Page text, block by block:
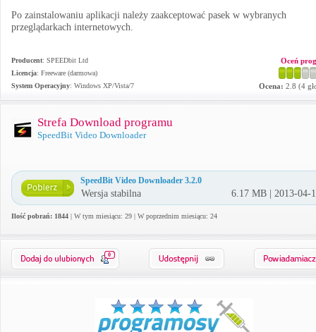
Po zainstalowaniu aplikacji należy zaakceptować pasek w wybranych
przeglądarkach internetowych.
Producent: SPEEDbit Ltd
Licencja: Freeware (darmowa)
System Operacyjny: Windows XP/Vista/7
Oceń
Ocena: 2.8 (4
Strefa Download programu
SpeedBit Video Downloader
SpeedBit Video Downloader 3.2.0
Wersja stabilna 6.17 MB | 2013-04-
Ilość pobrań: 1844 | W tym miesiącu: 29 | W poprzednim miesiącu: 24
0